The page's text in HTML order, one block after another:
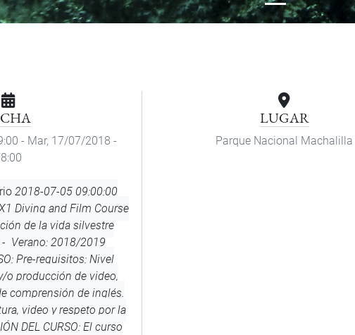
- Mar, 17/07/2018 -
2018-07-05 09:00:00
Diving and Film Course
de la vida silvestre
Verano: 2018/2019
Pre-requisitos: Nivel
o producción de video,
comprensión de inglés.
video y respeto por la
DEL CURSO: El curso
LUGAR
Parque Nacional Machalilla